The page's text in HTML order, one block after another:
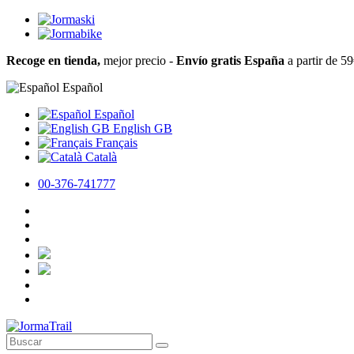
Recoge en tienda, mejor precio - Envío gratis España a partir de
Español
Español
English GB
Français
Català
00-376-741777